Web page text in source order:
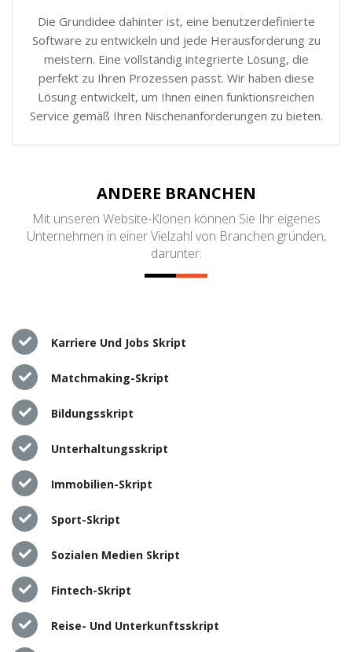
Die Grundidee dahinter ist, eine benutzerdefinierte
Software zu entwickeln und jede Herausforderung zu
meistern. Eine vollständig integrierte Lösung, die
perfekt zu Ihren Prozessen passt. Wir haben diese
Lösung entwickelt, um Ihnen einen funktionsreichen
Service gemäß Ihren Nischenanforderungen zu bieten.
ANDERE BRANCHEN
Mit unseren Website-Klonen können Sie Ihr eigenes
Unternehmen in einer Vielzahl von Branchen gründen,
darunter:
Karriere Und Jobs Skript
Matchmaking-Skript
Bildungsskript
Unterhaltungsskript
Immobilien-Skript
Sport-Skript
Sozialen Medien Skript
Fintech-Skript
Reise- Und Unterkunftsskript